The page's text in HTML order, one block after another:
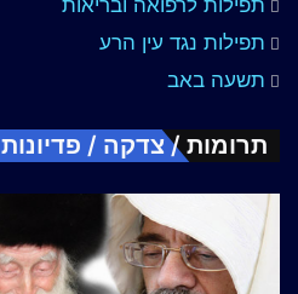
תפילות נגד עין הרע
תשעה באב
תרומות / צדקה / פדיונות